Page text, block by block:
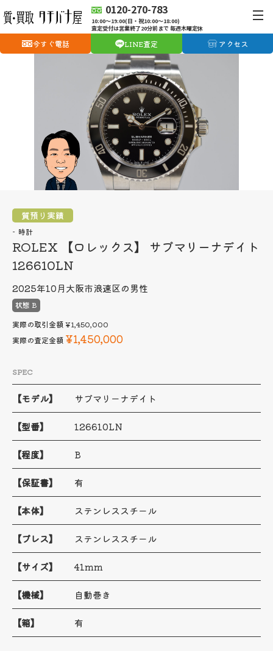
0120-270-783
10:00〜19:00(日・祝10:00〜18:00)
査定受付は営業終了20分前まで 毎週木曜定休
今すぐ電話 LINE査定 アクセス
質預り実績
時計
ROLEX 【ロレックス】 サブマリーナデイト
126610LN
2025年10月大阪市浪速区の男性
状態 B
実際の取引金額¥1,450,000
実際の査定金額 ¥1,450,000
SPEC
【モデル】 サブマリーナデイト
【型番】 126610LN
【程度】 B
【保証書】 有
【本体】 ステンレススチール
【ブレス】 ステンレススチール
【サイズ】 41mm
【機械】 自動巻き
【箱】 有